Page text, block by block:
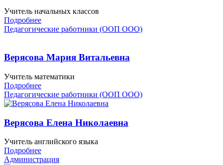
Учитель начальных классов
Подробнее
Педагогические работники (ООП ООО)
Верясова Мария Витальевна
Учитель математики
Подробнее
Педагогические работники (ООП ООО)
Ве­рясо­ва Еле­на Ни­кола­ев­на
Учи­тель анг­лий­ско­го язы­ка
Подробнее
Администрация